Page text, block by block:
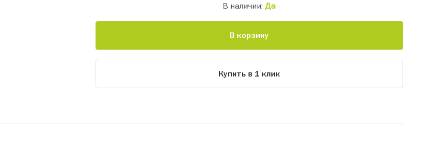
В наличии: Да
В корзину
Купить в 1 клик